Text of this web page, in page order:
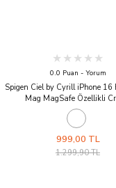
0.0 Puan - Yorum
Spigen Ciel by Cyrill iPhone 16
Mag MagSafe Özellikli
999,00 TL
1.299,90 TL